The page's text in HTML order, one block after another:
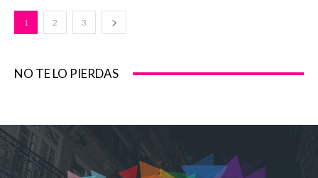
1 2 3
NO TE LO PIERDAS